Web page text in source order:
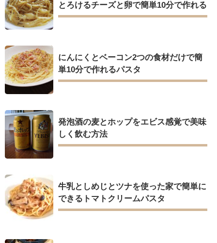
とろけるチーズと卵で簡単10分で作れる
にんにくとベーコン2つの食材だけで簡
単10分で作れるパスタ
発泡酒の麦とホップをエビス感覚で美味
しく飲む方法
牛乳としめじとツナを使った家で簡単に
できるトマトクリームパスタ